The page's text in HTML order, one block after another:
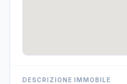
DESCRIZIONE IMMOBILE